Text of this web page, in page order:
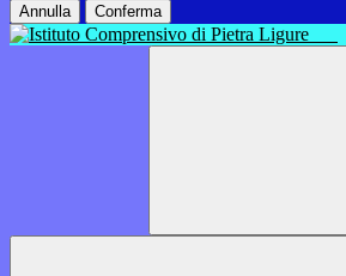
Annulla Conferma